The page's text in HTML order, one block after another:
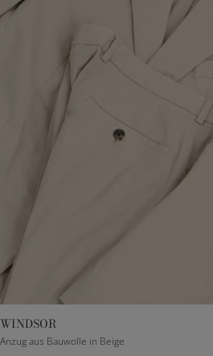
WINDSOR
Anzug aus Bauwolle in Beige